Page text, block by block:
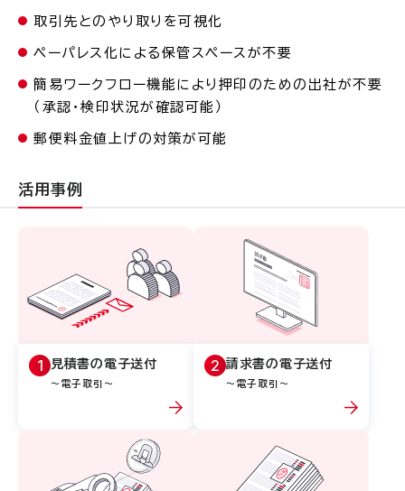
取引先とのやり取りを可視化
ペーパレス化による保管スペースが不要
簡易ワークフロー機能により押印のための出社が不要
（承認・検印状況が確認可能）
郵便料金値上げの対策が可能
活用事例
1 見積書の電子送付
～電子取引～
2 請求書の電子送付
～電子取引～